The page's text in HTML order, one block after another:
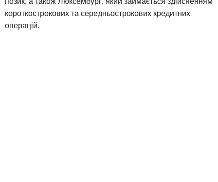
короткострокових та середньострокових кредитних
операцій.